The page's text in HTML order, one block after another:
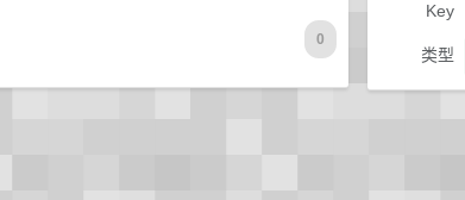
0
Key
类型